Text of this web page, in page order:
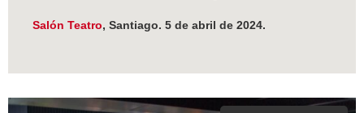
Salón Teatro, Santiago. 5 de abril de 2024.